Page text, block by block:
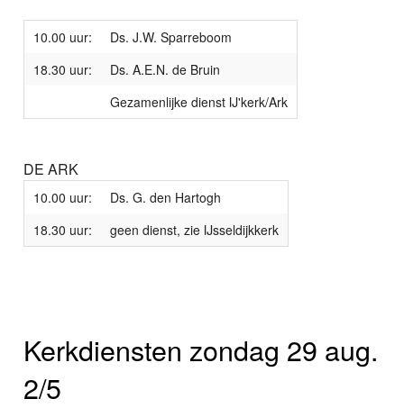
10.00 uur:
Ds. J.W. Sparreboom
18.30 uur:
Ds. A.E.N. de Bruin
Gezamenlijke dienst IJ'kerk/Ark
DE ARK
10.00 uur:
Ds. G. den Hartogh
18.30 uur:
geen dienst, zie IJsseldijkkerk
Kerkdiensten zondag 29 aug.
2/5